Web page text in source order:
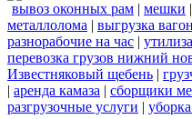
вывоз оконных рам | мешки |
металлолома | выгрузка
разнорабочие на час |
перевозка грузов нижний
Известняковый щебень |
| аренда камаза | сборщики
разгрузочные услуги |